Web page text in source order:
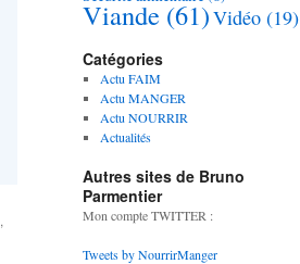
,
Viande (61)Vidéo (19)
Catégories
Actu FAIM
Actu MANGER
Actu NOURRIR
Actualités
Autres sites de Bruno
Parmentier
Mon compte TWITTER :
Tweets by NourrirManger